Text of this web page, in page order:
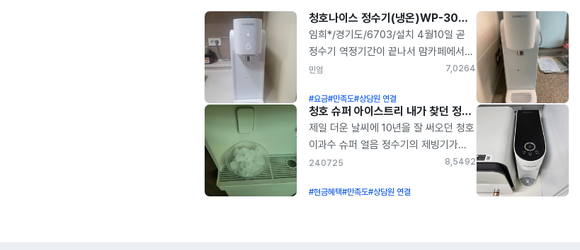
청호나이스 정수기(냉온)WP-30C9460N 설치후기
임희*/경기도/6703/설치 4월10일 곧
정수기 역정기간이 끝나서 맘카페에서
정수기 영사님 추천글 찾는
평론가께서 아정당이라는 사이트가 꽤
장기간동안 많은 이용자에게 신뢰있고
정확한 이용정보와 혜택을 주더라라고
추천해주셔서. 아정당에 문의글 남겼고,
전화가 와서 이거저거 문의하고 이틀
정도 나름 더 좋은 조건이 있나
민엄 7,0264
#요금#만족도#상담원 연결
청호 슈퍼 아이스트리 내가 찾던 정수기
제일 더운 날씨에 10년을 잘 써오던 청호
이과수 슈퍼 얼음 정수기의 제빙기가
고장났습니다. 그동안 가로세로연구소를
청호늘 통해 렌탈신청하는게 신속하지
240725 8,5492
#현금혜택#만족도#상담원 연결